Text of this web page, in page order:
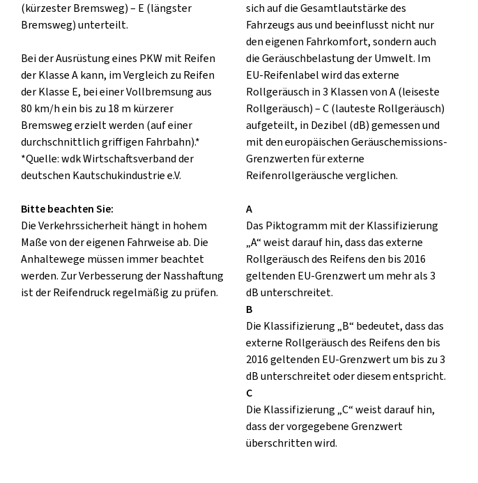
(kürzester Bremsweg) – E (längster
Bremsweg) unterteilt.
Bei der Ausrüstung eines PKW mit Reifen
der Klasse A kann, im Vergleich zu Reifen
der Klasse E, bei einer Vollbremsung aus
80 km/h ein bis zu 18 m kürzerer
Bremsweg erzielt werden (auf einer
durchschnittlich griffigen Fahrbahn).*
*Quelle: wdk Wirtschaftsverband der
deutschen Kautschukindustrie e.V.
Bitte beachten Sie:
Die Verkehrssicherheit hängt in hohem
Maße von der eigenen Fahrweise ab. Die
Anhaltewege müssen immer beachtet
werden. Zur Verbesserung der Nasshaftung
ist der Reifendruck regelmäßig zu prüfen.
sich auf die Gesamtlautstärke des
Fahrzeugs aus und beeinflusst nicht nur
den eigenen Fahrkomfort, sondern auch
die Geräuschbelastung der Umwelt. Im
EU-Reifenlabel wird das externe
Rollgeräusch in 3 Klassen von A (leiseste
Rollgeräusch) – C (lauteste Rollgeräusch)
aufgeteilt, in Dezibel (dB) gemessen und
mit den europäischen Geräuschemissions-
Grenzwerten für externe
Reifenrollgeräusche verglichen.
A
Das Piktogramm mit der Klassifizierung
„A“ weist darauf hin, dass das externe
Rollgeräusch des Reifens den bis 2016
geltenden EU-Grenzwert um mehr als 3
dB unterschreitet.
B
Die Klassifizierung „B“ bedeutet, dass das
externe Rollgeräusch des Reifens den bis
2016 geltenden EU-Grenzwert um bis zu 3
dB unterschreitet oder diesem entspricht.
C
Die Klassifizierung „C“ weist darauf hin,
dass der vorgegebene Grenzwert
überschritten wird.